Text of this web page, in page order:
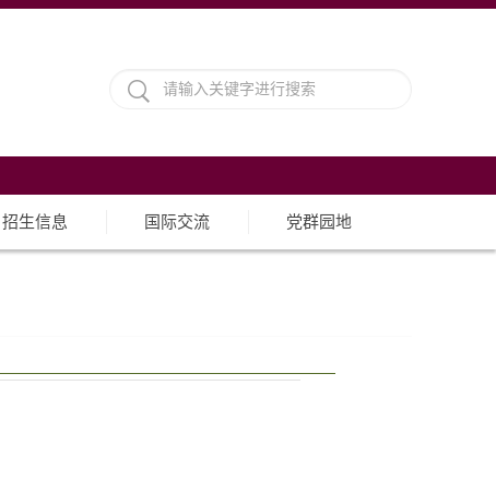
招生信息 国际交流 党群园地